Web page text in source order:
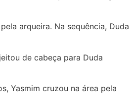
arqueira. Na sequência, Duda
de cabeça para Duda
Yasmim cruzou na área pela